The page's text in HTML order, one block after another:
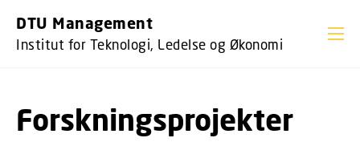
DTU Management
Institut for Teknologi, Ledelse og Økonomi
Forskningsprojekter